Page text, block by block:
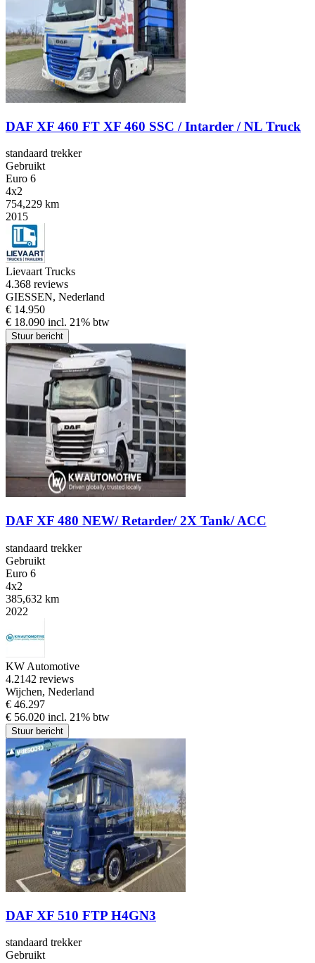
DAF XF 460 FT XF 460 SSC / Intarder / NL Truck
standaard trekker
Gebruikt
Euro 6
4x2
754,229 km
2015
Lievaart Trucks
4.368 reviews
GIESSEN, Nederland
€ 14.950
€ 18.090 incl. 21% btw
Stuur bericht
DAF XF 480 NEW/ Retarder/ 2X Tank/ ACC
standaard trekker
Gebruikt
Euro 6
4x2
385,632 km
2022
KW Automotive
4.2142 reviews
Wijchen, Nederland
€ 46.297
€ 56.020 incl. 21% btw
Stuur bericht
DAF XF 510 FTP H4GN3
standaard trekker
Gebruikt